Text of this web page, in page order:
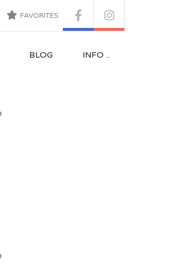
FAVORITES
BLOG INFO ..